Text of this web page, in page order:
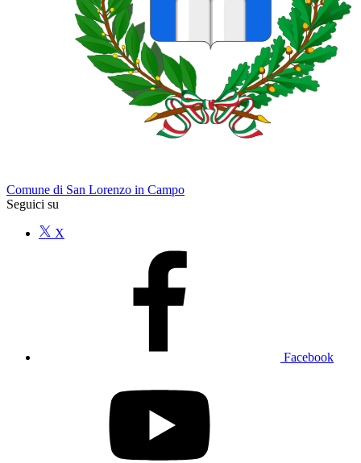
Comune di San Lorenzo in Campo
Seguici su
X
Facebook